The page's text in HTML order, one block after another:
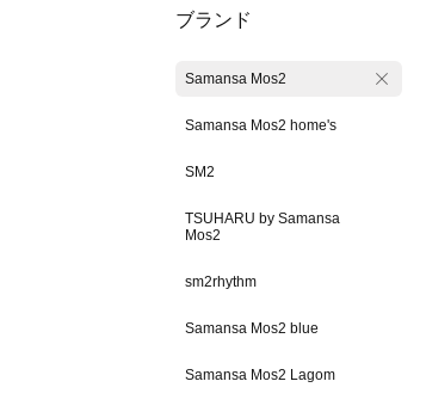
ブランド
Samansa Mos2
Samansa Mos2 home's
SM2
TSUHARU by Samansa
Mos2
sm2rhythm
Samansa Mos2 blue
Samansa Mos2 Lagom